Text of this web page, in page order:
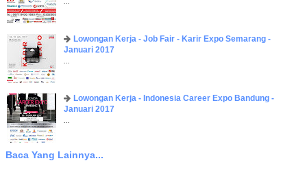
Lowongan Kerja - Job Fair - Karir Expo Semarang -
Januari 2017
Lowongan Kerja - Indonesia Career Expo Bandung -
Januari 2017
Baca Yang Lainnya...